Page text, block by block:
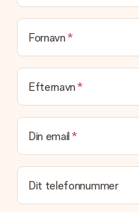
I øjeblikket har vi (endnu)
at pakke din gave. Vi
emballage. Det betyder,
Leveringstid,
Kan jeg vælge en
Det er ikke muligt at
Hvad er leveringstiden,
gave?
Leveringstiden findes på
at vores postfirma leverer
Fornavn
Efternavn
Din email
Dit telefonnummer